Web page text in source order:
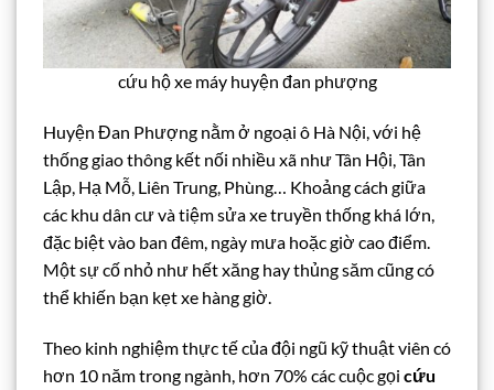
cứu hộ xe máy huyện đan phượng
Huyện Đan Phượng nằm ở ngoại ô Hà Nội, với hệ
thống giao thông kết nối nhiều xã như Tân Hội, Tân
Lập, Hạ Mỗ, Liên Trung, Phùng… Khoảng cách giữa
các khu dân cư và tiệm sửa xe truyền thống khá lớn,
đặc biệt vào ban đêm, ngày mưa hoặc giờ cao điểm.
Một sự cố nhỏ như hết xăng hay thủng săm cũng có
thể khiến bạn kẹt xe hàng giờ.
Theo kinh nghiệm thực tế của đội ngũ kỹ thuật viên có
hơn 10 năm trong ngành, hơn 70% các cuộc gọi cứu